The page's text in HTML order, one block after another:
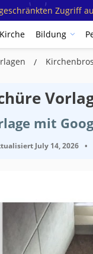
Zugriff
Kirche Bildung
mit
July 14, 2026 •
Hochformat